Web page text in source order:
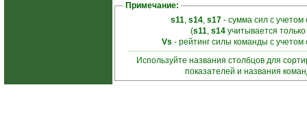
Примечание:
s11, s14, s17- сумма сил с учетом
(s11, s14 учитывается
Vs - рейтинг силы команды с
Используйте названия столбцов для
показателей и названия